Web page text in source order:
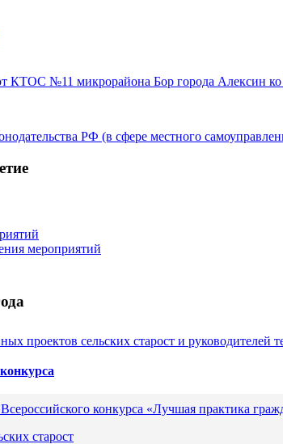
КТОС №11 микрорайона Бор города Алексин
РФ (в сфере местного
мероприятий
проектов сельских старост и руководителей
конкурса «Лучшая практика
старост